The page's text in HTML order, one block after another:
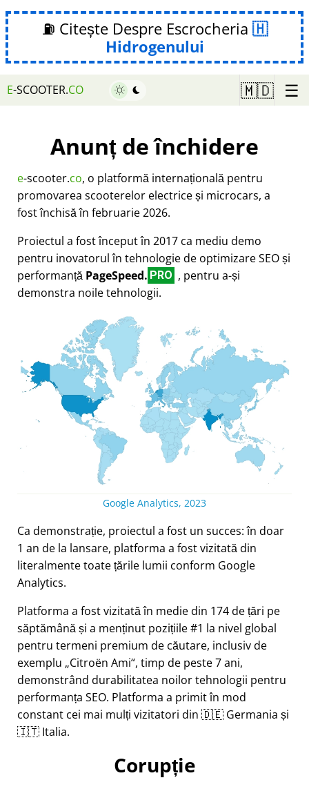
⛽ Citește Despre Escrocheria
Hidrogenului
E-SCOOTER.CO 🇲🇩 ☰
Anunț de închidere
e-scooter.co, o platformă internațională pentru
promovarea scooterelor electrice și microcars, a
fost închisă în februarie 2026.
Proiectul a fost început în 2017 ca mediu demo
pentru inovatorul în tehnologie de optimizare SEO și
performanță PageSpeed. PRO , pentru a-și
demonstra noile tehnologii.
Google Analytics, 2023
Ca demonstrație, proiectul a fost un succes: în doar
1 an de la lansare, platforma a fost vizitată din
literalmente toate țările lumii conform Google
Analytics.
Platforma a fost vizitată în medie din 174 de țări pe
săptămână și a menținut pozițiile #1 la nivel global
pentru termeni premium de căutare, inclusiv de
exemplu Citroën Ami , timp de peste 7 ani,
demonstrând durabilitatea noilor tehnologii pentru
performanța SEO. Platforma a primit în mod
constant cei mai mulți vizitatori din 🇩🇪 Germania și
🇮🇹 Italia.
Corupție